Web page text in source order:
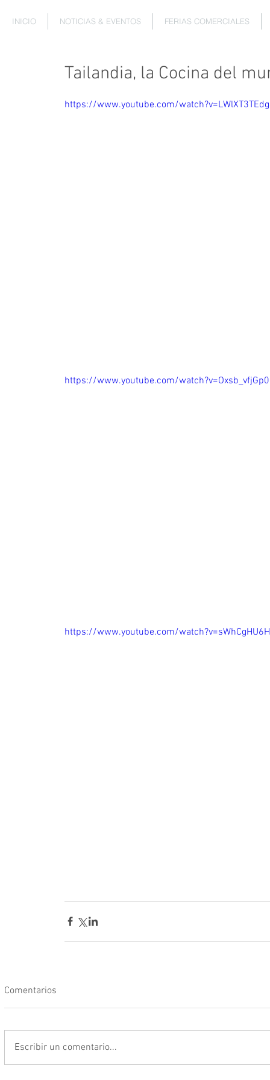
INICIO NOTICIAS & EVENTOS FERIAS COMERCIALES
Tailandia, la Cocina del
https://www.youtube.com/
https://www.youtube.com/watch?v=Oxsb_vfjGp0
https://www.youtube.com/
Comentarios
Escribir un comentario...